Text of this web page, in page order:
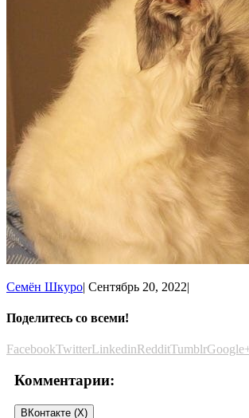
Семён Шкуро| Сентябрь 20, 2022|
Поделитесь со всеми!
FacebookTwitterLinkedinRedditTumblr
Комментарии:
ВКонтакте (X)